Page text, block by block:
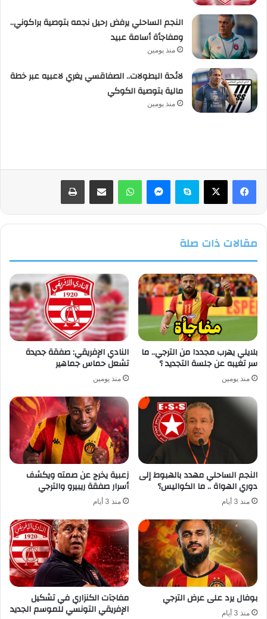
النجم الساحلي يرفض رحيل نجمه بتوصية براكوني..
ومفاجأة أسامة عبيد
منذ يومين
لائحة البطولات.. الصفاقسي يغري لاعبيه عبر خطة
مالية بتوصية الكوكي
منذ يومين
فيسبوك سكايب واتساب
مقالات ذات صلة
بلايلي يهرب مجددا من الترجي.. ما
سر تغيبه عن جلسة التجديد ؟
منذ يومين
النادي الإفريقي: صفقة جديدة
تشعل حماس جماهير
منذ يومين
النجم الساحلي مهدد بالهبوط إلى
دوري الهواة .. ما الكواليس؟
منذ 3 أيام
زعبية يخرج عن صمته ويكشف
أسرار صفقة ريبيرو والترجي
منذ 3 أيام
بوفال يرد على عرض الترجي
منذ 3 أيام
مفاجآت الكنزاري في تشكيل
الإفريقي التونسي للموسم الجديد